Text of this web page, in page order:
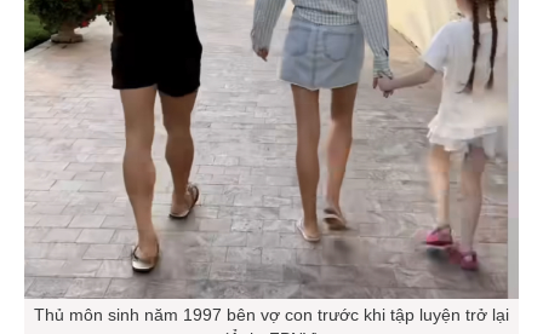
Thủ môn sinh năm 1997 bên vợ con trước khi tập luyện trở lại